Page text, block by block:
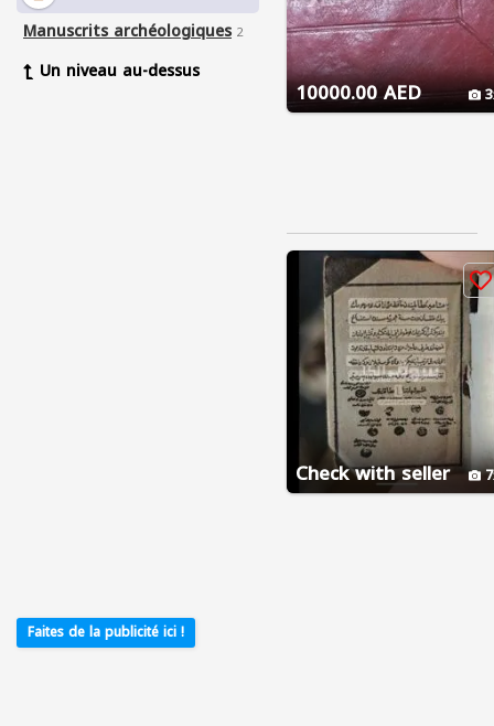
Manuscrits archéologiques 2
Un niveau au-dessus
Faites de la publicité ici !
10000.00 AED 3
Check with seller 7